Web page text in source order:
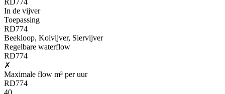
RD774
In de vijver
Toepassing
RD774
Beekloop, Koivijver, Siervijver
Regelbare waterflow
RD774
✗
Maximale flow m³ per uur
RD774